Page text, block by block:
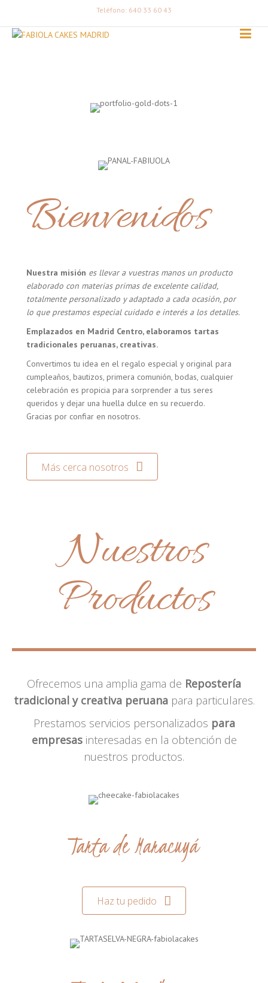
Teléfono: 640 33 60 43
Bienvenidos
Nuestra misión es llevar a vuestras manos un producto
elaborado con materias primas de excelente calidad,
totalmente personalizado y adaptado a cada ocasión, por
lo que prestamos especial cuidado e interés a los detalles.
Emplazados en Madrid Centro, elaboramos tartas
tradicionales peruanas, creativas.
Convertimos tu idea en el regalo especial y original para
cumpleaños, bautizos, primera comunión, bodas, cualquier
celebración es propicia para sorprender a tus seres
queridos y dejar una huella dulce en su recuerdo.
Gracias por confiar en nosotros.
Más cerca nosotros
Nuestros
Productos
Ofrecemos una amplia gama de Repostería
tradicional y creativa peruanapara particulares.
Prestamos servicios personalizados para
empresasinteresadas en la obtención de
nuestros productos.
Tarta de Maracuyá
Haz tu pedido